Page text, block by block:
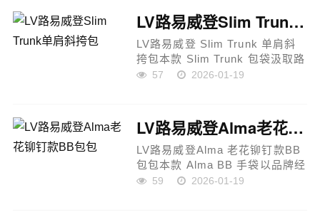
黑色Monogram帆布，整体...
LV路易威登Slim Trunk单肩斜挎包
LV路易威登 Slim Trunk 单肩斜
挎包本款 Slim Trunk 包袋汲取路
易威登经典硬箱设计灵感，以柔
包身四周点缀铆钉边框，搭...
57 2026-01-19
LV路易威登Alma老花铆钉款BB包包
LV路易威登Alma 老花铆钉款BB
包包本款 Alma BB 手袋以品牌经
典旅行箱为灵感，重新演绎为特
59 2026-01-19